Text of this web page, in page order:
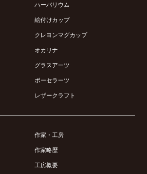
ハーバリウム
絵付けカップ
クレヨンマグカップ
オカリナ
グラスアーツ
ポーセラーツ
レザークラフト
作家・工房
作家略歴
工房概要